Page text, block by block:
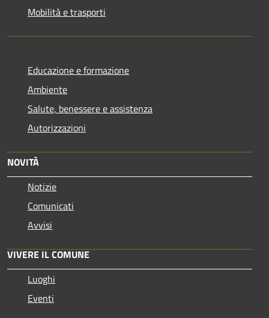
Mobilità e trasporti
Educazione e formazione
Ambiente
Salute, benessere e assistenza
Autorizzazioni
NOVITÀ
Notizie
Comunicati
Avvisi
VIVERE IL COMUNE
Luoghi
Eventi